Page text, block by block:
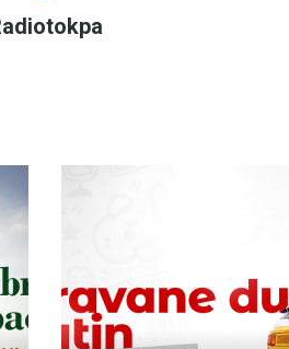
radiotokpa